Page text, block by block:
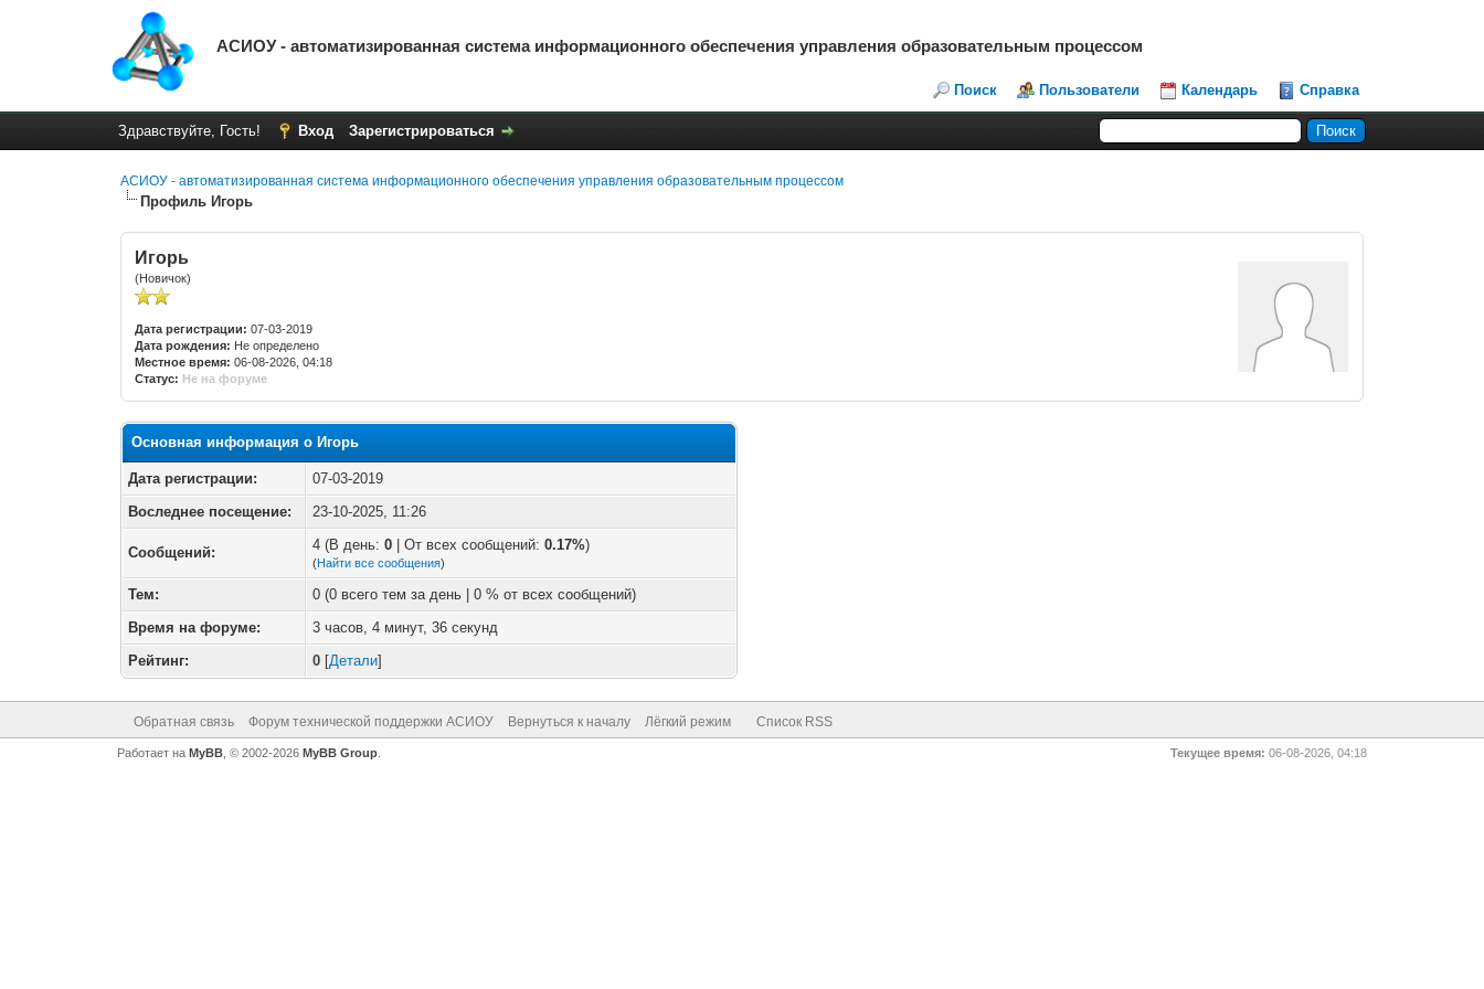
АСИОУ - автоматизированная система информационного обеспечения управления образовательным процессом
Поиск Пользователи Календарь Справка
Здравствуйте, Гость! Вход Зарегистрироваться
АСИОУ - автоматизированная система информационного обеспечения управления образовательным процессом
Профиль Игорь
Игорь
(Новичок)
Дата регистрации: 07-03-2019
Дата рождения: Не определено
Местное время: 06-08-2026, 04:18
Статус: Не на форуме
Основная информация о Игорь
Дата регистрации:
07-03-2019
Воследнее посещение:
23-10-2025, 11:26
Сообщений: 4 (В день:0 | От всех сообщений:0.17%)
(Найти все сообщения)
Тем:
0 (0 всего тем за день | 0 % от всех сообщений)
Время на форуме:
3 часов, 4 минут, 36 секунд
Рейтинг:
0 [Детали]
Обратная связь Форум технической поддержки АСИОУ Вернуться к началу Лёгкий режим Список RSS
Текущее время: 06-08-2026, 04:18
Работает на MyBB, © 2002-2026 MyBB Group.